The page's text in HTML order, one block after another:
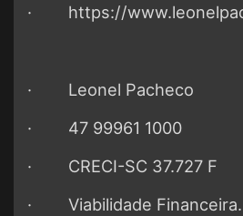
· https://
· Leonel Pacheco
· 47 99961 1000
· CRECI-SC 37.727 F
· Viabilidade Financeira.